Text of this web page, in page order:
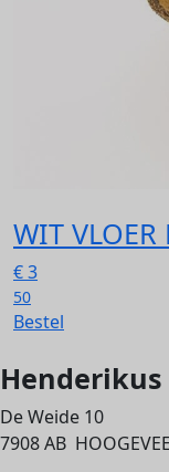
WIT
€3
50
Bestel
Henderikus
De Weide 10
7908 AB